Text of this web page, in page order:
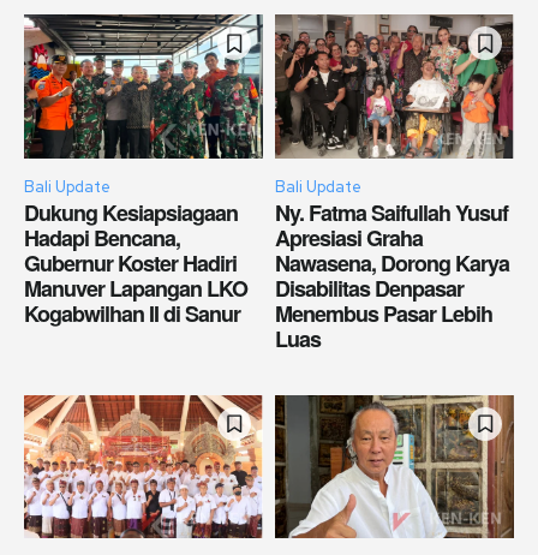
Bali Update
Dukung Kesiapsiagaan
Hadapi Bencana,
Gubernur Koster Hadiri
Manuver Lapangan LKO
Kogabwilhan II di Sanur
Bali Update
Ny. Fatma Saifullah Yusuf
Apresiasi Graha
Nawasena, Dorong Karya
Disabilitas Denpasar
Menembus Pasar Lebih
Luas